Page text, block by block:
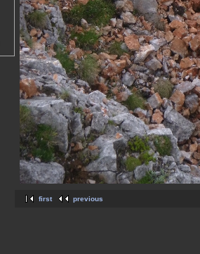
first previous